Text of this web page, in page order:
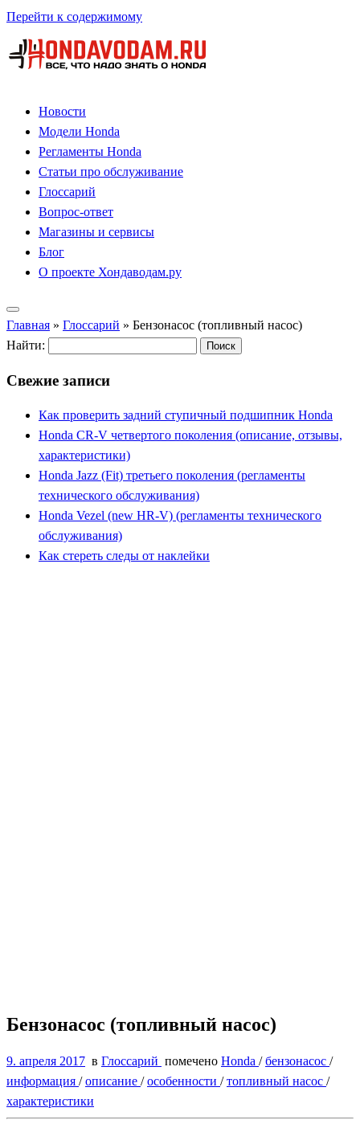
Перейти к содержимому
Новости
Модели Honda
Регламенты Honda
Статьи про обслуживание
Глоссарий
Вопрос-ответ
Магазины и сервисы
Блог
О проекте Хондаводам.ру
Главная » Глоссарий » Бензонасос (топливный насос)
Найти:
Свежие записи
Как проверить задний ступичный подшипник Honda
Honda CR-V четвертого поколения (описание, отзывы,
характеристики)
Honda Jazz (Fit) третьего поколения (регламенты
технического обслуживания)
Honda Vezel (new HR-V) (регламенты технического
обслуживания)
Как стереть следы от наклейки
Бензонасос (топливный насос)
9. апреля 2017 в Глоссарий помечено Honda /бензонасос /
информация /описание /особенности /топливный насос /
характеристики